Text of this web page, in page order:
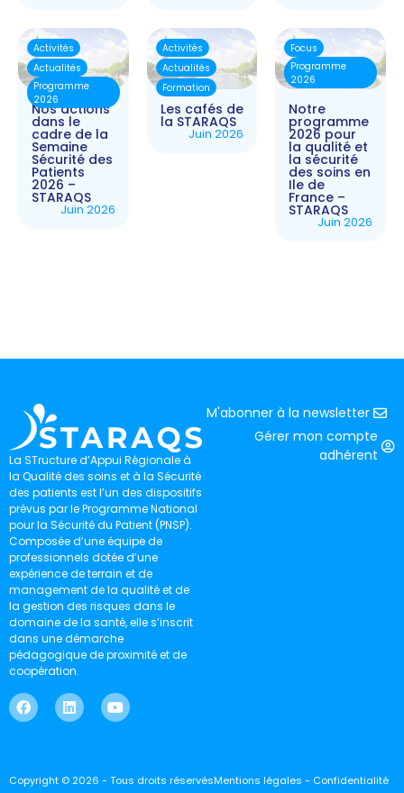
Nos actions
dans le
cadre de la
Semaine
Sécurité des
Patients
2026 –
STARAQS
Juin 2026
Activités
Actualités
Programme
2026
Les cafés de
la STARAQS
Juin 2026
Activités
Actualités
Formation
Notre
programme
2026 pour
la qualité et
la sécurité
des soins en
Ile de
France –
STARAQS
Juin 2026
Focus
Programme
2026
La STructure d’Appui Régionale à
la Qualité des soins et à la Sécurité
des patients est l’un des dispositifs
prévus par le Programme National
pour la Sécurité du Patient (PNSP).
Composée d’une équipe de
professionnels dotée d’une
expérience de terrain et de
management de la qualité et de
la gestion des risques dans le
domaine de la santé, elle s’inscrit
dans une démarche
pédagogique de proximité et de
coopération.
M'abonner à la newsletter
Gérer mon compte
adhérent
Copyright © 2026 - Tous droits réservésMentions légales - Confidentialité